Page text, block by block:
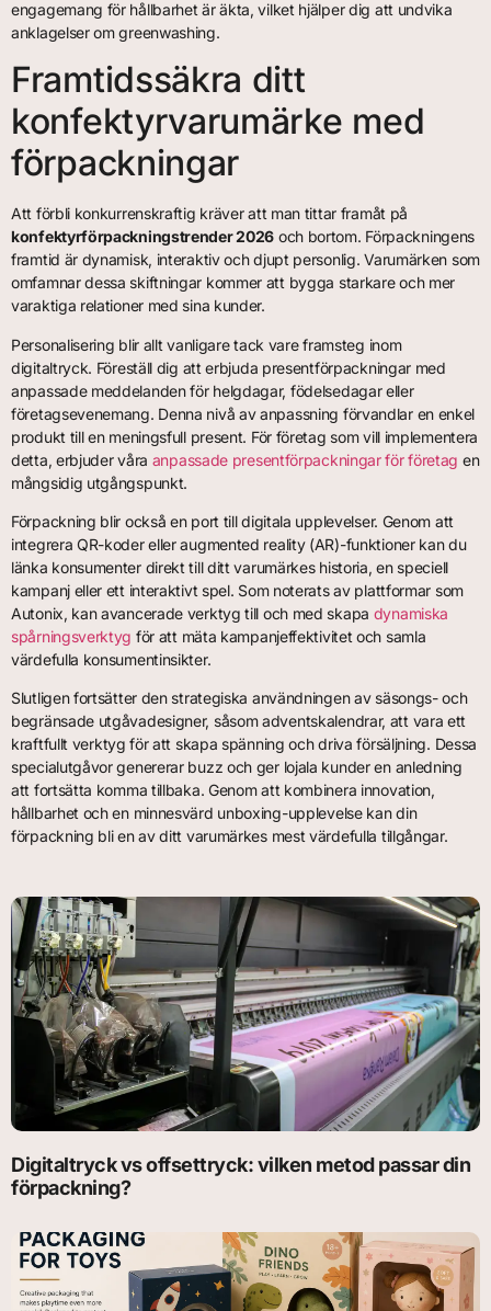
engagemang för hållbarhet är äkta, vilket hjälper dig att undvika
anklagelser om greenwashing.
Framtidssäkra ditt
konfektyrvarumärke med
förpackningar
Att förbli konkurrenskraftig kräver att man tittar framåt på
konfektyrförpackningstrender 2026 och bortom. Förpackningens
framtid är dynamisk, interaktiv och djupt personlig. Varumärken som
omfamnar dessa skiftningar kommer att bygga starkare och mer
varaktiga relationer med sina kunder.
Personalisering blir allt vanligare tack vare framsteg inom
digitaltryck. Föreställ dig att erbjuda presentförpackningar med
anpassade meddelanden för helgdagar, födelsedagar eller
företagsevenemang. Denna nivå av anpassning förvandlar en enkel
produkt till en meningsfull present. För företag som vill implementera
detta, erbjuder våra anpassade presentförpackningar för företag en
mångsidig utgångspunkt.
Förpackning blir också en port till digitala upplevelser. Genom att
integrera QR-koder eller augmented reality (AR)-funktioner kan du
länka konsumenter direkt till ditt varumärkes historia, en speciell
kampanj eller ett interaktivt spel. Som noterats av plattformar som
Autonix, kan avancerade verktyg till och med skapa dynamiska
spårningsverktyg för att mäta kampanjeffektivitet och samla
värdefulla konsumentinsikter.
Slutligen fortsätter den strategiska användningen av säsongs- och
begränsade utgåvadesigner, såsom adventskalendrar, att vara ett
kraftfullt verktyg för att skapa spänning och driva försäljning. Dessa
specialutgåvor genererar buzz och ger lojala kunder en anledning
att fortsätta komma tillbaka. Genom att kombinera innovation,
hållbarhet och en minnesvärd unboxing-upplevelse kan din
förpackning bli en av ditt varumärkes mest värdefulla tillgångar.
Digitaltryck vs offsettryck: vilken metod passar din
förpackning?